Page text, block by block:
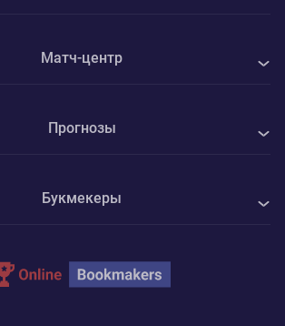
Букмекеры
Parimatch
Прогнозы
Хоккей
Матч-центр
Камаз Н-Ч - Волга Ульяновск
Ротор - Челябинск
Контакты
Конфиденциальность